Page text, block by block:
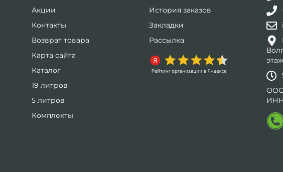
Акции
Контакты
Возврат товара
Карта сайта
Каталог
19 литров
5 литров
Комплекты
История заказов
Закладки
Рассылка
ООО
ИНН